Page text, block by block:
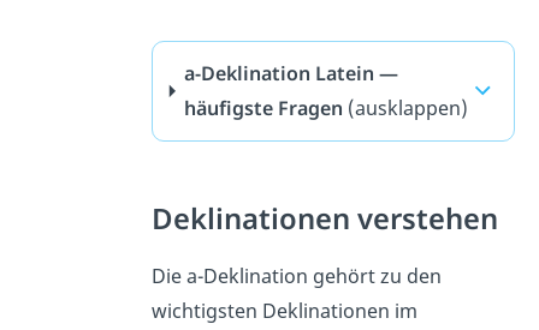
a-Deklination Latein —
häufigste Fragen (ausklappen)
Deklinationen verstehen
Die a-Deklination gehört zu den
wichtigsten Deklinationen im